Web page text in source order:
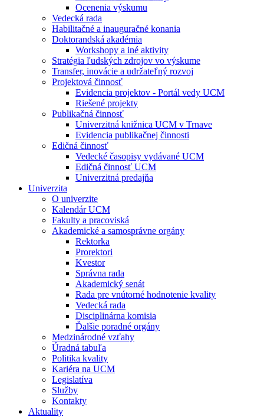
Ocenenia výskumu
Vedecká rada
Habilitačné a inauguračné konania
Doktorandská akadémia
Workshopy a iné aktivity
Stratégia ľudských zdrojov vo výskume
Transfer, inovácie a udržateľný rozvoj
Projektová činnosť
Evidencia projektov - Portál vedy UCM
Riešené projekty
Publikačná činnosť
Univerzitná knižnica UCM v Trnave
Evidencia publikačnej činnosti
Edičná činnosť
Vedecké časopisy vydávané UCM
Edičná činnosť UCM
Univerzitná predajňa
Univerzita
O univerzite
Kalendár UCM
Fakulty a pracoviská
Akademické a samosprávne orgány
Rektorka
Prorektori
Kvestor
Správna rada
Akademický senát
Rada pre vnútorné hodnotenie kvality
Vedecká rada
Disciplinárna komisia
Ďalšie poradné orgány
Medzinárodné vzťahy
Úradná tabuľa
Politika kvality
Kariéra na UCM
Legislatíva
Služby
Kontakty
Aktuality